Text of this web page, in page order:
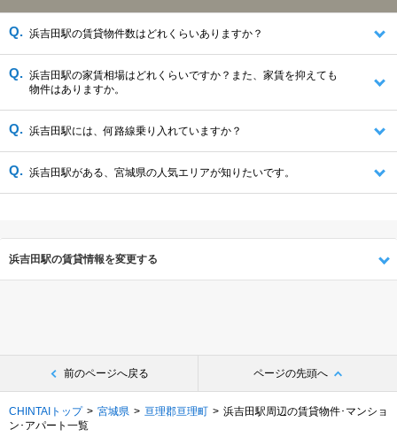
浜吉田駅の賃貸物件数はどれくらいありますか？
浜吉田駅の家賃相場はどれくらいですか？また、家賃を抑えても
物件はありますか。
浜吉田駅には、何路線乗り入れていますか？
浜吉田駅がある、宮城県の人気エリアが知りたいです。
浜吉田駅の賃貸情報を変更する
前のページへ戻る ページの先頭へ
CHINTAIトップ 宮城県 亘理郡亘理町
浜吉田駅周辺の賃貸物件･マンショ
ン･アパート一覧